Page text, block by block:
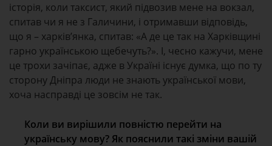
історія, коли таксист, який підвозив мене на вокзал,
спитав чи я не з Галичини, і отримавши відповідь,
що я – харків’янка, спитав: «А де це так на Харківщині
гарно українською щебечуть?». І, чесно кажучи, мене
це трохи зачіпає, адже в Україні існує думка, що по ту
сторону Дніпра люди не знають української мови,
хоча насправді це зовсім не так.
Коли ви вирішили повністю перейти на
українську мову? Як пояснили такі зміни вашій